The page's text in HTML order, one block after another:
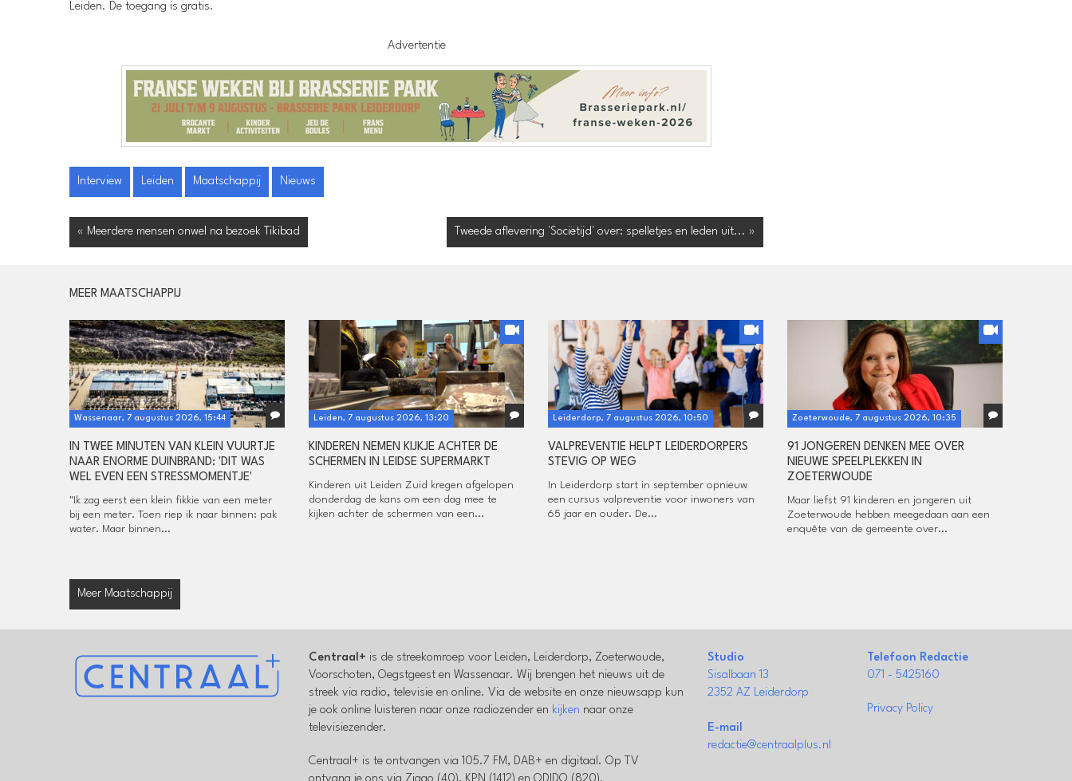
Leiden. De toegang is gratis.
Advertentie
Interview Leiden Maatschappij Nieuws
« Meerdere mensen onwel na bezoek Tikibad Tweede aflevering 'Sociëtijd' over: spelletjes en leden uit... »
MEER MAATSCHAPPIJ
Wassenaar, 7 augustus 2026, 15:44
IN TWEE MINUTEN VAN KLEIN VUURTJE
NAAR ENORME DUINBRAND: 'DIT WAS
WEL EVEN EEN STRESSMOMENTJE'
"Ik zag eerst een klein fikkie van een meter
bij een meter. Toen riep ik naar binnen: pak
water. Maar binnen...
Leiden, 7 augustus 2026, 13:20
KINDEREN NEMEN KIJKJE ACHTER DE
SCHERMEN IN LEIDSE SUPERMARKT
Kinderen uit Leiden Zuid kregen afgelopen
donderdag de kans om een dag mee te
kijken achter de schermen van een...
Leiderdorp, 7 augustus 2026, 10:50
VALPREVENTIE HELPT LEIDERDORPERS
STEVIG OP WEG
In Leiderdorp start in september opnieuw
een cursus valpreventie voor inwoners van
65 jaar en ouder. De...
Zoeterwoude, 7 augustus 2026, 10:35
91 JONGEREN DENKEN MEE OVER
NIEUWE SPEELPLEKKEN IN
ZOETERWOUDE
Maar liefst 91 kinderen en jongeren uit
Zoeterwoude hebben meegedaan aan een
enquête van de gemeente over...
Meer Maatschappij
Centraal+ is de streekomroep voor Leiden, Leiderdorp, Zoeterwoude,
Voorschoten, Oegstgeest en Wassenaar. Wij brengen het nieuws uit de
streek via radio, televisie en online. Via de website en onze nieuwsapp kun
je ook online luisteren naar onze radiozender en kijken naar onze
televisiezender.
Centraal+ is te ontvangen via 105.7 FM, DAB+ en digitaal. Op TV
Studio
Sisalbaan 13
2352 AZ Leiderdorp
E-mail
redactie@centraalplus.nl
Telefoon Redactie
071 - 5425160
Privacy Policy